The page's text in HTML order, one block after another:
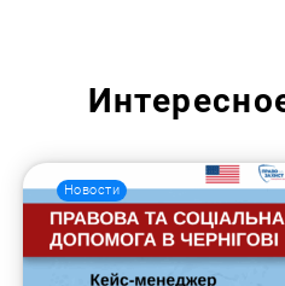
Новости